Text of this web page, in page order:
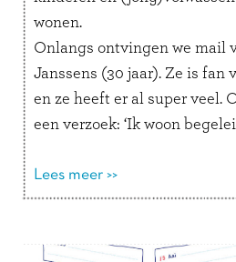
wonen.
Onlangs ontvingen we mail
Janssens (30 jaar). Ze is fan
en ze heeft er al super veel.
een verzoek: ‘Ik woon
bijvoorbeeld kan noteren wie
had vandaag. Dat zou ik heel
presenteren wij onze
Lees meer >>